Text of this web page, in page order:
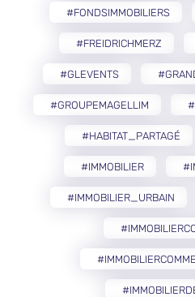
#FONDSIMMOBILIERS
#FREIDRICHMERZ
#GLEVENTS
#GROUPEMAGELLIM
#HABITAT_PARTAGÉ
#IMMOBILIER
#IMMOBILIER_URBAIN